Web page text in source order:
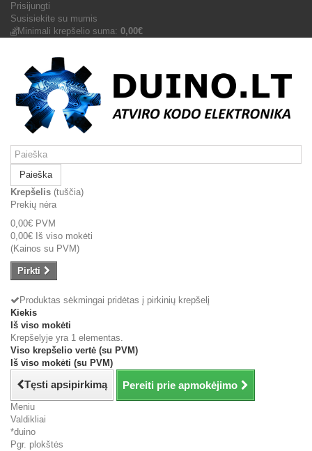
Prisijungti
Susisiekite su mumis
Minimali krepšelio suma: 0,00€
Paieška
Krepšelis (tuščia)
Prekių nėra
0,00€ PVM
0,00€ Iš viso mokėti
(Kainos su PVM)
Pirkti
Produktas sėkmingai pridėtas į pirkinių krepšelį
Kiekis
Iš viso mokėti
Krepšelyje yra 1 elementas.
Viso krepšelio vertė (su PVM)
Iš viso mokėti (su PVM)
Tęsti apsipirkimą Pereiti prie apmokėjimo
Meniu
Valdikliai
*duino
Pgr. plokštės